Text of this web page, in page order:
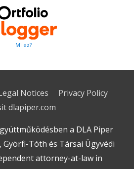
Mi ez?
Notices
Privacy Policy
dlapiper.com
a DLA Piper
Györfi-Tóth és Társai Ügyvédi
attorney-at-law in